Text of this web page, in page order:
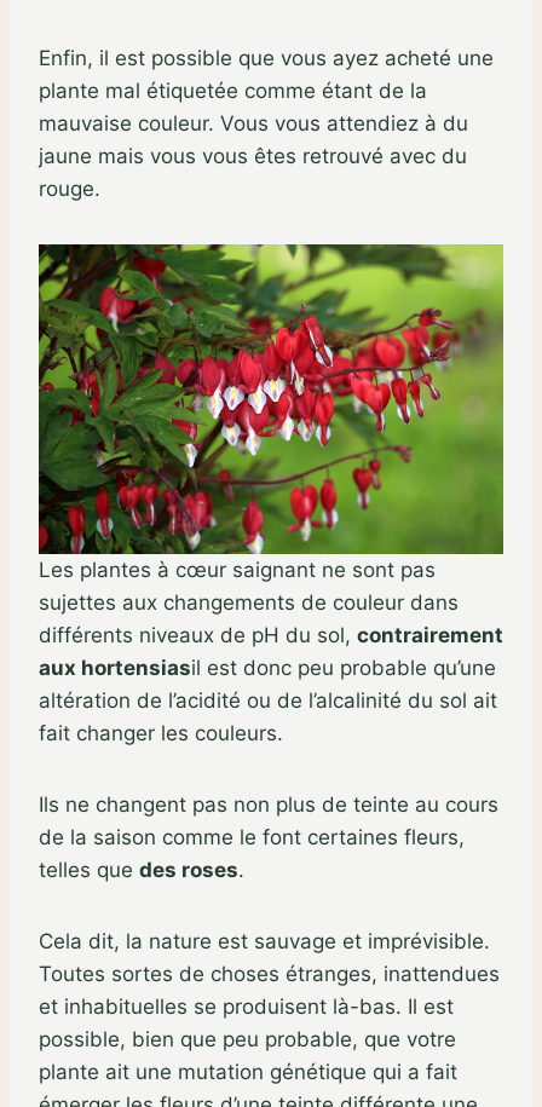
Enfin, il est possible que vous ayez acheté une
plante mal étiquetée comme étant de la
mauvaise couleur. Vous vous attendiez à du
jaune mais vous vous êtes retrouvé avec du
rouge.
Les plantes à cœur saignant ne sont pas
sujettes aux changements de couleur dans
différents niveaux de pH du sol, contrairement
aux hortensiasil est donc peu probable qu’une
altération de l’acidité ou de l’alcalinité du sol ait
fait changer les couleurs.
Ils ne changent pas non plus de teinte au cours
de la saison comme le font certaines fleurs,
telles que des roses.
Cela dit, la nature est sauvage et imprévisible.
Toutes sortes de choses étranges, inattendues
et inhabituelles se produisent là-bas. Il est
possible, bien que peu probable, que votre
plante ait une mutation génétique qui a fait